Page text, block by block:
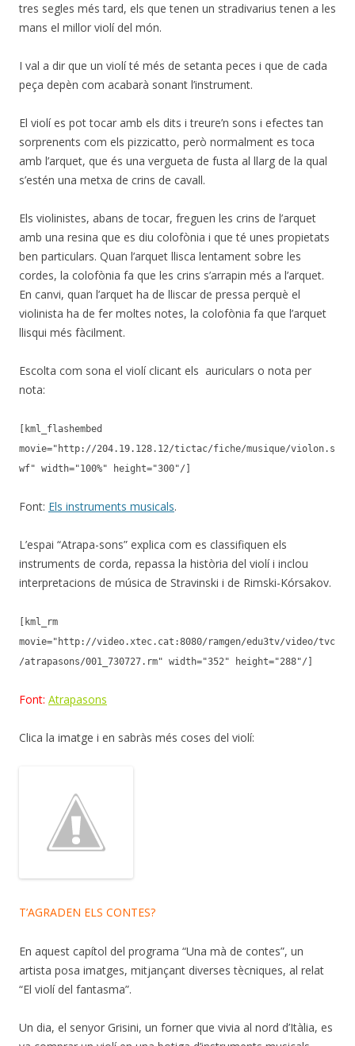
tres segles més tard, els que tenen un stradivarius tenen a les
mans el millor violí del món.
I val a dir que un violí té més de setanta peces i que de cada
peça depèn com acabarà sonant l’instrument.
El violí es pot tocar amb els dits i treure’n sons i efectes tan
sorprenents com els pizzicatto, però normalment es toca
amb l’arquet, que és una vergueta de fusta al llarg de la qual
s’estén una metxa de crins de cavall.
Els violinistes, abans de tocar, freguen les crins de l’arquet
amb una resina que es diu colofònia i que té unes propietats
ben particulars. Quan l’arquet llisca lentament sobre les
cordes, la colofònia fa que les crins s’arrapin més a l’arquet.
En canvi, quan l’arquet ha de lliscar de pressa perquè el
violinista ha de fer moltes notes, la colofònia fa que l’arquet
llisqui més fàcilment.
Escolta com sona el violí clicant els auriculars o nota per
nota:
[kml_flashembed
movie="http://204.19.128.12/tictac/fiche/musique/violon.s
wf" width="100%" height="300"/]
Font: Els instruments musicals.
L’espai “Atrapa-sons” explica com es classifiquen els
instruments de corda, repassa la història del violí i inclou
interpretacions de música de Stravinski i de Rimski-Kórsakov.
[kml_rm
movie="http://video.xtec.cat:8080/ramgen/edu3tv/video/tvc
/atrapasons/001_730727.rm" width="352" height="288"/]
Font: Atrapasons
Clica la imatge i en sabràs més coses del violí:
T’AGRADEN ELS CONTES?
En aquest capítol del programa “Una mà de contes”, un
artista posa imatges, mitjançant diverses tècniques, al relat
“El violí del fantasma”.
Un dia, el senyor Grisini, un forner que vivia al nord d’Itàlia, es